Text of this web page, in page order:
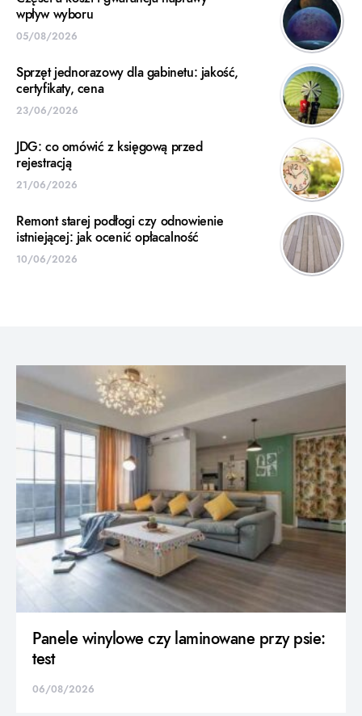
wpływ wyboru
05/08/2026
Sprzęt jednorazowy dla gabinetu: jakość,
certyfikaty, cena
23/06/2026
JDG: co omówić z księgową przed
rejestracją
21/06/2026
Remont starej podłogi czy odnowienie
istniejącej: jak ocenić opłacalność
10/06/2026
Panele winylowe czy laminowane przy psie:
test
06/08/2026